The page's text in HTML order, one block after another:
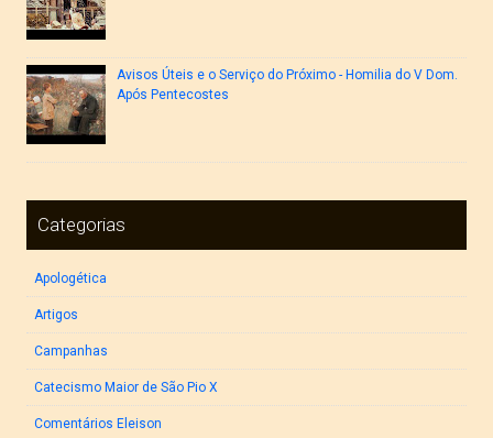
Avisos Úteis e o Serviço do Próximo - Homilia do V Dom.
Após Pentecostes
Categorias
Apologética
Artigos
Campanhas
Catecismo Maior de São Pio X
Comentários Eleison